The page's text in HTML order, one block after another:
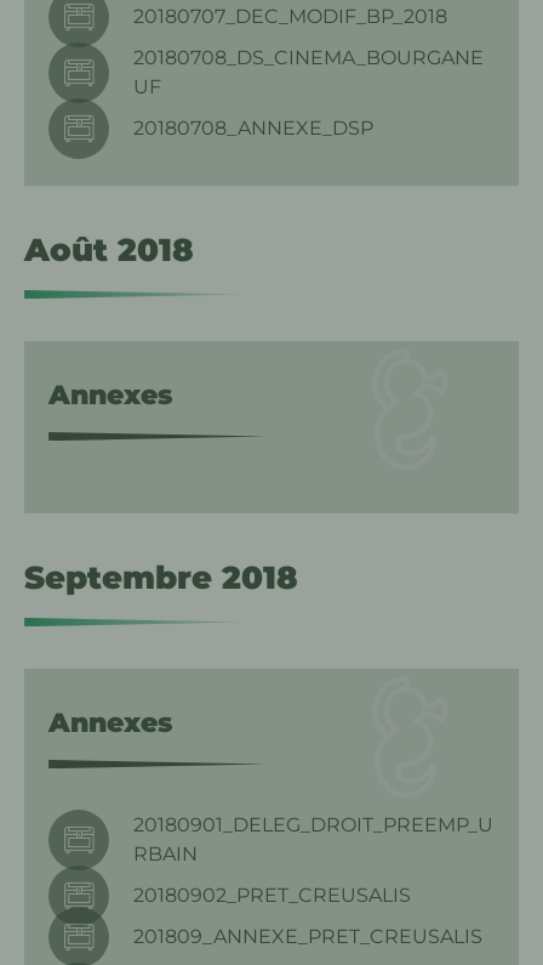
20180707_DEC_MODIF_BP_2018
20180708_DS_CINEMA_BOURGANE
UF
20180708_ANNEXE_DSP
Août 2018
Annexes
Septembre 2018
Annexes
20180901_DELEG_DROIT_PREEMP_U
RBAIN
20180902_PRET_CREUSALIS
201809_ANNEXE_PRET_CREUSALIS